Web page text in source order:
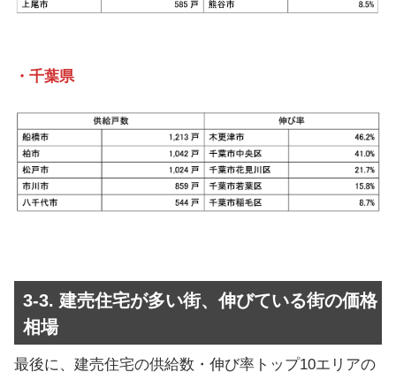
・千葉県
3-3. 建売住宅が多い街、伸びている街の価格
相場
最後に、建売住宅の供給数・伸び率トップ10エリアの